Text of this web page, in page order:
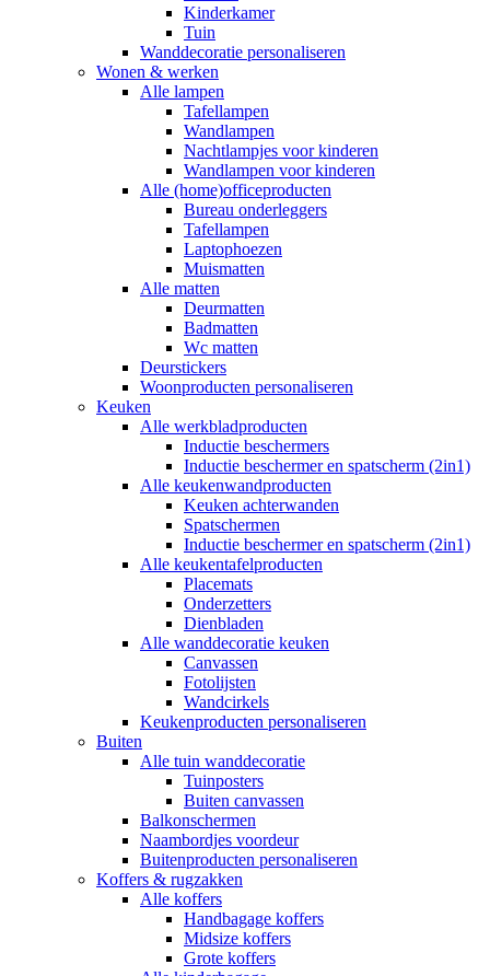
Kinderkamer
Tuin
Wanddecoratie personaliseren
Wonen & werken
Alle lampen
Tafellampen
Wandlampen
Nachtlampjes voor kinderen
Wandlampen voor kinderen
Alle (home)officeproducten
Bureau onderleggers
Tafellampen
Laptophoezen
Muismatten
Alle matten
Deurmatten
Badmatten
Wc matten
Deurstickers
Woonproducten personaliseren
Keuken
Alle werkbladproducten
Inductie beschermers
Inductie beschermer en spatscherm (2in1)
Alle keukenwandproducten
Keuken achterwanden
Spatschermen
Inductie beschermer en spatscherm (2in1)
Alle keukentafelproducten
Placemats
Onderzetters
Dienbladen
Alle wanddecoratie keuken
Canvassen
Fotolijsten
Wandcirkels
Keukenproducten personaliseren
Buiten
Alle tuin wanddecoratie
Tuinposters
Buiten canvassen
Balkonschermen
Naambordjes voordeur
Buitenproducten personaliseren
Koffers & rugzakken
Alle koffers
Handbagage koffers
Midsize koffers
Grote koffers